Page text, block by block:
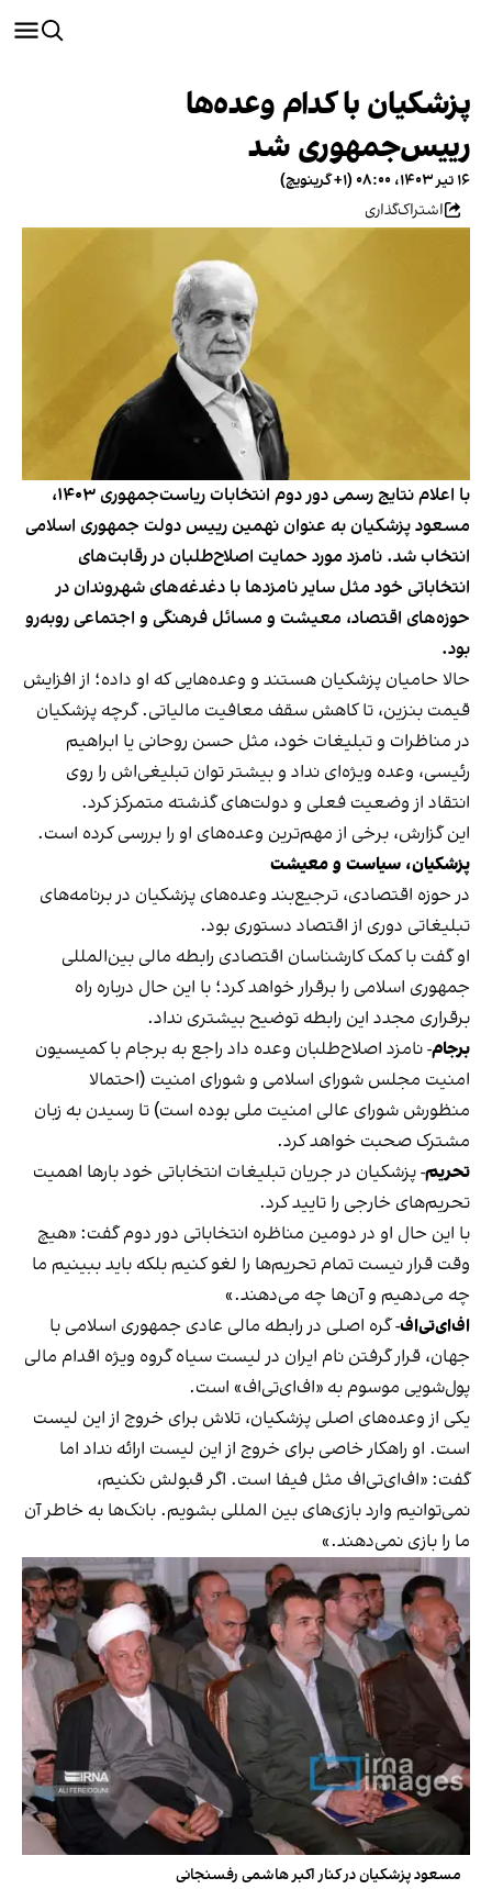
پزشکیان با کدام وعده‌ها
رییس‌جمهوری شد
۱۶ تیر ۱۴۰۳، ۰۸:۰۰ (‎+۱ گرینویچ)
اشتراک‌گذاری
با اعلام نتایج رسمی دور دوم انتخابات ریاست‌جمهوری ۱۴۰۳،
مسعود پزشکیان به عنوان نهمین رییس دولت جمهوری اسلامی
انتخاب شد. نامزد مورد حمایت اصلاح‌طلبان در رقابت‌های
انتخاباتی خود مثل سایر نامزدها با دغدغه‌های شهروندان در
حوزه‌های اقتصاد، معیشت و مسائل فرهنگی و اجتماعی روبه‌رو
بود.
حالا حامیان پزشکیان هستند و وعده‌هایی که او داده؛ از افزایش
قیمت بنزین، تا کاهش سقف معافیت مالیاتی. گرچه پزشکیان
در مناظرات و تبلیغات خود، مثل حسن روحانی یا ابراهیم
رئیسی، وعده ویژه‌ای نداد و بیشتر توان تبلیغی‌اش را روی
انتقاد از وضعیت فعلی و دولت‌های گذشته متمرکز کرد.
این گزارش، برخی از مهم‌ترین وعده‌های او را بررسی کرده است.
پزشکیان، سیاست و معیشت
در حوزه اقتصادی، ترجیع‌بند وعده‌های پزشکیان در برنامه‌های
تبلیغاتی دوری از اقتصاد دستوری بود.
او گفت با کمک کارشناسان اقتصادی رابطه مالی بین‌المللی
جمهوری اسلامی را برقرار خواهد کرد؛ با این حال درباره راه
برقراری مجدد این رابطه توضیح بیشتری نداد.
برجام-نامزد اصلاح‌طلبان وعده داد راجع به برجام با کمیسیون‌
امنیت مجلس شورای اسلامی و شورای امنیت (احتمالا
منظورش شورای عالی امنیت ملی بوده است) تا رسیدن به زبان
مشترک صحبت خواهد کرد.
تحریم-پزشکیان در جریان تبلیغات انتخاباتی خود بارها اهمیت
تحریم‌های خارجی را تایید کرد.
با این حال او در دومین مناظره انتخاباتی دور دوم گفت: «هیچ
وقت قرار نیست تمام تحریم‌ها را لغو کنیم بلکه باید ببینیم ما
چه می‌دهیم و آن‌ها چه می‌دهند.»
اف‌ای‌تی‌اف-گره اصلی در رابطه مالی عادی جمهوری اسلامی با
جهان، قرار گرفتن نام ایران در لیست سیاه گروه ویژه اقدام مالی
پول‌شویی موسوم به «اف‌ای‌تی‌اف» است.
یکی از وعده‌های اصلی پزشکیان، تلاش برای خروج از این لیست
است. او راهکار خاصی برای خروج از این لیست ارائه نداد اما
گفت: «اف‌ای‌تی‌اف مثل فیفا است. اگر قبولش نکنیم،
نمی‌توانیم وارد بازی‌های بین المللی بشویم. بانک‌ها به خاطر آن
ما را بازی نمی‌دهند.»
مسعود پزشکیان در کنار اکبر هاشمی رفسنجانی